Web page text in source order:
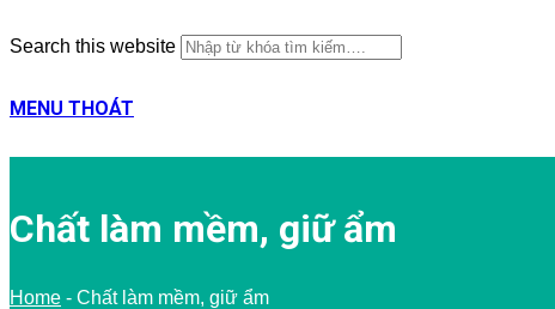
Search this website
MENU THOÁT
Chất làm mềm, giữ ẩm
Home - Chất làm mềm, giữ ẩm